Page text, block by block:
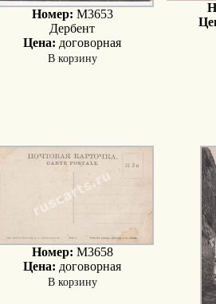
Номер: M3653
Дербент
Цена: договорная
В корзину
Номер: M3658
Цена: договорная
В корзину